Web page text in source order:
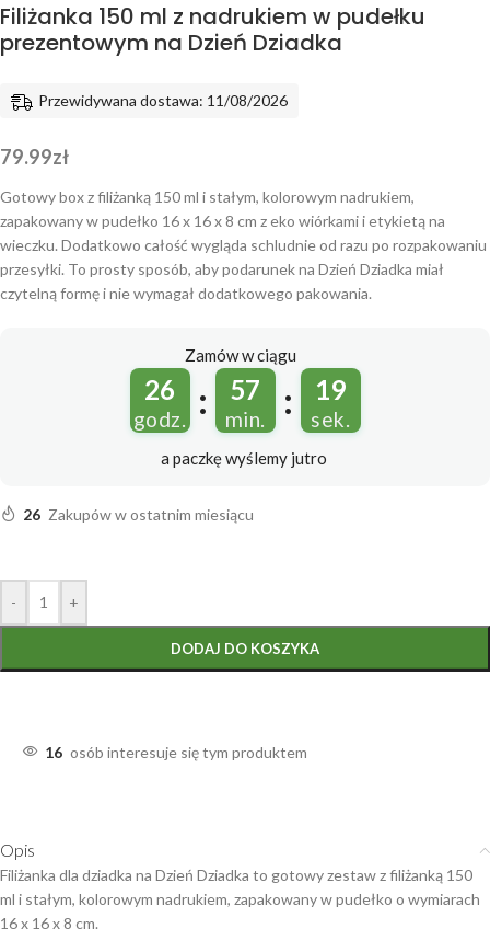
Filiżanka 150 ml z nadrukiem w pudełku
prezentowym na Dzień Dziadka
Przewidywana dostawa: 11/08/2026
79.99zł
Gotowy box z filiżanką 150 ml i stałym, kolorowym nadrukiem,
zapakowany w pudełko 16 x 16 x 8 cm z eko wiórkami i etykietą na
wieczku. Dodatkowo całość wygląda schludnie od razu po rozpakowaniu
przesyłki. To prosty sposób, aby podarunek na Dzień Dziadka miał
czytelną formę i nie wymagał dodatkowego pakowania.
Zamów w ciągu
26
godz. : 57
min. : 19
sek.
a paczkę wyślemy jutro
26 Zakupów w ostatnim miesiącu
- +
DODAJ DO KOSZYKA
16 osób interesuje się tym produktem
Opis
Filiżanka dla dziadka na Dzień Dziadka to gotowy zestaw z filiżanką 150
ml i stałym, kolorowym nadrukiem, zapakowany w pudełko o wymiarach
16 x 16 x 8 cm.